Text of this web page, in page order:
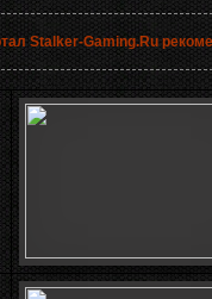
Stalker-Gaming.Ru